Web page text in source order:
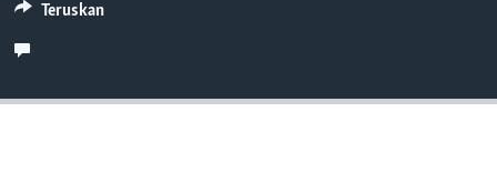
Teruskan